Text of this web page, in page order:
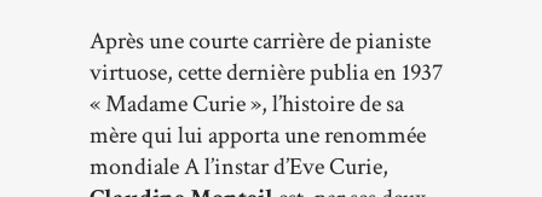
Après une courte carrière de pianiste
virtuose, cette dernière publia en 1937
« Madame Curie », l’histoire de sa
mère qui lui apporta une renommée
mondiale A l’instar d’Eve Curie,